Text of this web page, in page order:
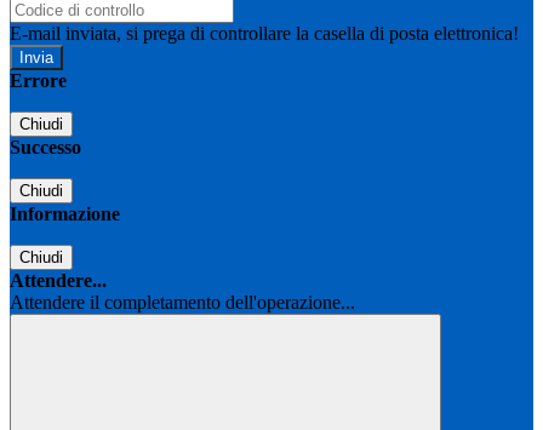
E-mail inviata, si prega di controllare la casella di posta elettronica!
Errore
Chiudi
Successo
Chiudi
Informazione
Chiudi
Attendere...
Attendere il completamento dell'operazione...